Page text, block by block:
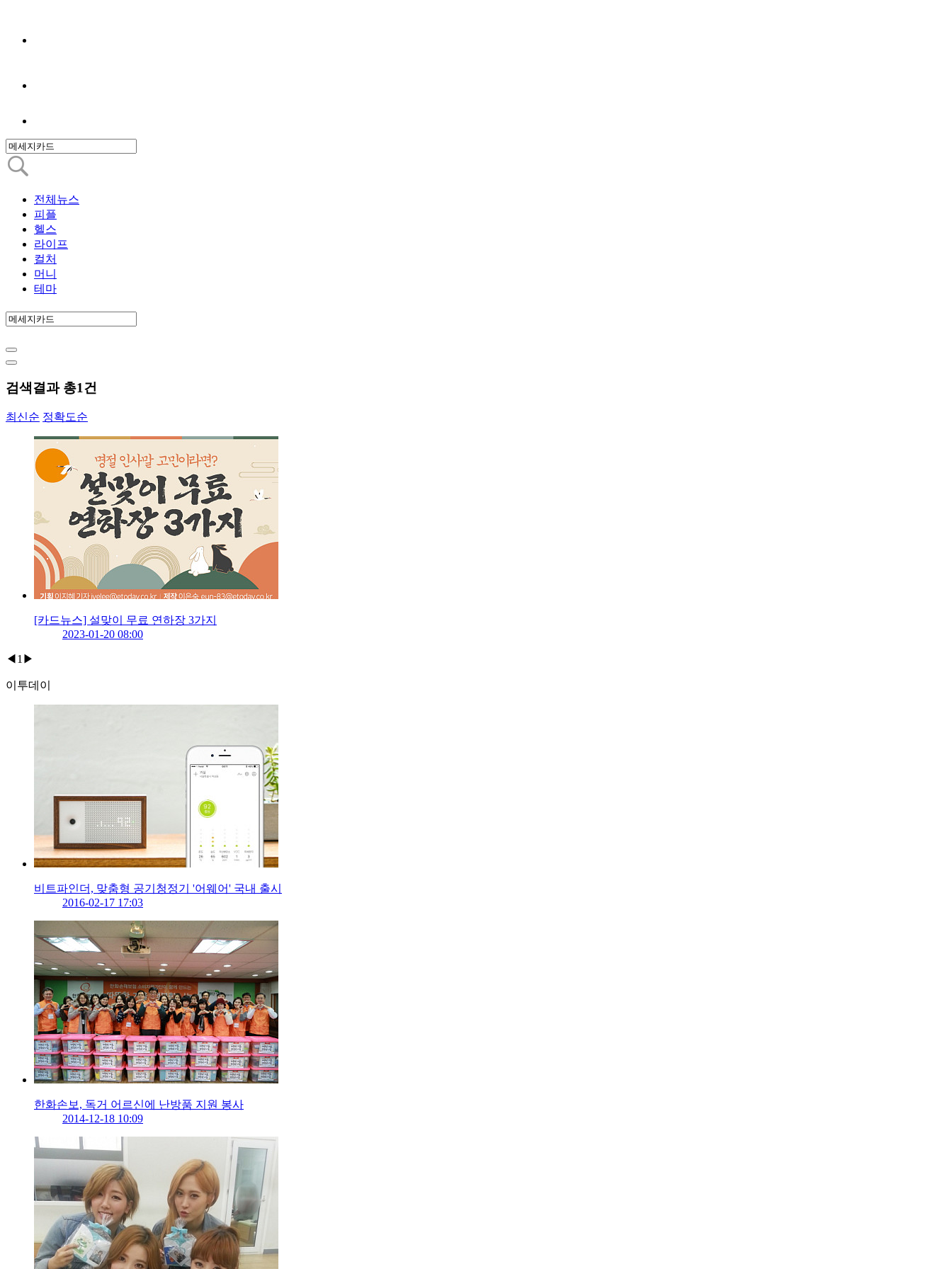
전체뉴스
피플
헬스
라이프
컬처
머니
테마
검색결과 총1건
최신순 정확도순
[카드뉴스] 설맞이 무료 연하장 3가지
2023-01-20 08:00
◀ 1 ▶
이투데이
비트파인더, 맞춤형 공기청정기 '어웨어' 국내 출시
2016-02-17 17:03
한화손보, 독거 어르신에 난방품 지원 봉사
2014-12-18 10:09